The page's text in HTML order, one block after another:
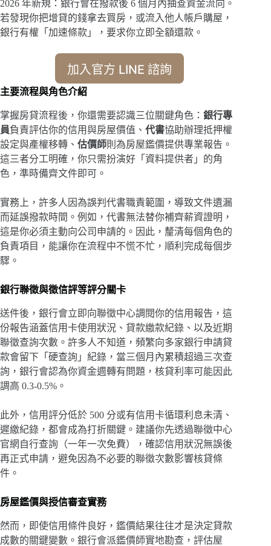
2026 年新規：銀行會在撥款後 6 個月內抽查資金流向。
若發現你把增貸的錢拿去買房，或流入他人帳戶購屋，
銀行有權「加速條款」，要求你立即全額還款。
加入官方 LINE 諮詢
主要流程與角色介紹
掌握房貸流程後，你還需要認識三位關鍵角色： 銀行專
員負責評估你的信用與房屋價值、 代書協助辦理抵押權
設定與產權移轉、 估價師則為房屋鑑價提供專業報告。
這三者分工明確，你只需扮演好「資料提供者」的角
色，準時備齊文件即可。
實務上，許多人因為誤判代書職責範圍，導致文件遺漏
而延誤撥款時間。例如，代書無法替你補齊薪資證明，
這是你必須主動向公司申請的。因此，釐清每個角色的
負責項目，能讓你在流程中不慌不忙，順利完成每個步
驟。
銀行聯徵與徵信評等評分關卡
送件後，銀行會立即向聯徵中心調閱你的信用報告，這
份報告涵蓋信用卡使用狀況、貸款繳款紀錄、以及近期
聯徵查詢次數。許多人不知道，頻繁向多家銀行申請貸
款會留下「硬查詢」紀錄，當三個月內累積超過三次查
詢，銀行會認為你資金週轉有問題，核貸利率可能因此
調高 0.3-0.5%。
此外，信用評分低於 500 分或有信用卡循環利息未清、
遲繳紀錄，都會成為打折關鍵。建議你先透過聯徵中心
官網自行查詢（一年一次免費），確認信用狀況無誤後
再正式申請，避免因為不必要的聯徵次數影響核貸條
件。
房屋鑑價與授信審查實務
然而，即使信用條件良好，鑑價結果往往才是決定貸款
成數的關鍵變數。銀行會派鑑價師實地勘查，評估屋